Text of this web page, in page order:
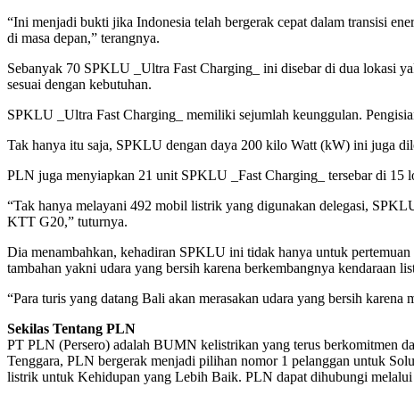
“Ini menjadi bukti jika Indonesia telah bergerak cepat dalam transisi
di masa depan,” terangnya.
Sebanyak 70 SPKLU _Ultra Fast Charging_ ini disebar di dua lokasi
sesuai dengan kebutuhan.
SPKLU _Ultra Fast Charging_ memiliki sejumlah keunggulan.
Tak hanya itu saja, SPKLU dengan daya 200 kilo Watt (kW) ini juga
PLN juga menyiapkan 21 unit SPKLU _Fast Charging_ tersebar di
“Tak hanya melayani 492 mobil listrik yang digunakan delegasi,
KTT G20,” tuturnya.
Dia menambahkan, kehadiran SPKLU ini tidak hanya untuk
tambahan yakni udara yang bersih karena berkembangnya kendaraan
“Para turis yang datang Bali akan merasakan udara yang bersih
Sekilas Tentang PLN
PT PLN (Persero) adalah BUMN kelistrikan yang terus berkomitmen
Tenggara, PLN bergerak menjadi pilihan nomor 1 pelanggan untuk
listrik untuk Kehidupan yang Lebih Baik. PLN dapat dihubungi